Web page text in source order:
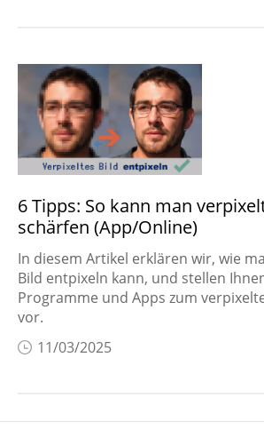
6 Tipps: So kann man
schärfen (App/Online)
In diesem Artikel erklären wir, wie
Bild entpixeln kann, und stellen
Programme und Apps zum
vor.
11/03/2025